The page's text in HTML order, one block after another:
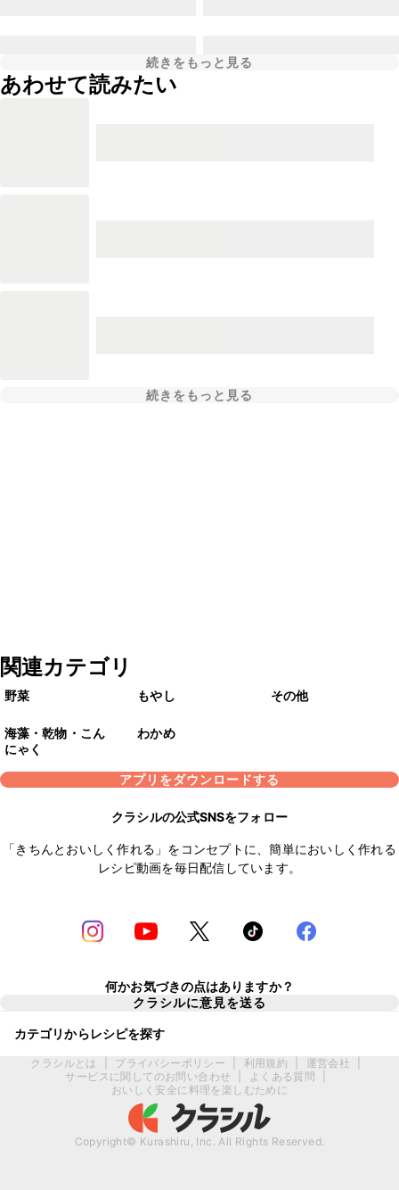
続きをもっと見る
あわせて読みたい
続きをもっと見る
関連カテゴリ
野菜 もやし その他
海藻・乾物・こん
にゃく
わかめ
アプリをダウンロードする
クラシルの公式SNSをフォロー
「きちんとおいしく作れる」をコンセプトに、簡単においしく作れる
レシピ動画を毎日配信しています。
何かお気づきの点はありますか？
クラシルに意見を送る
カテゴリからレシピを探す
クラシルとは プライバシーポリシー 利用規約 運営会社
サービスに関してのお問い合わせ
よくある質問
おいしく安全に料理を楽しむために
Copyright© Kurashiru, Inc. All Rights Reserved.